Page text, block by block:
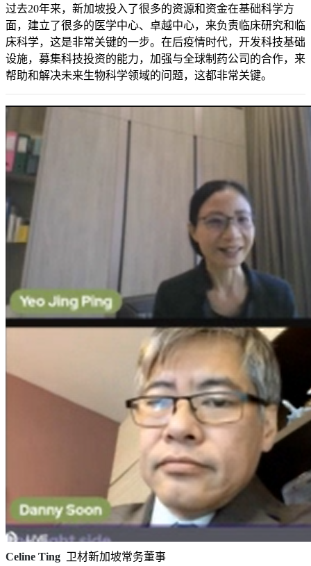
过去20年来，新加坡投入了很多的资源和资金在基础科学方
面，建立了很多的医学中心、卓越中心，来负责临床研究和临
床科学，这是非常关键的一步。在后疫情时代，开发科技基础
设施，募集科技投资的能力，加强与全球制药公司的合作，来
帮助和解决未来生物科学领域的问题，这都非常关键。
Celine Ting 卫材新加坡常务董事